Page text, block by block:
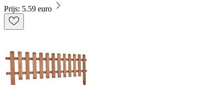
Prijs: 5.59 euro